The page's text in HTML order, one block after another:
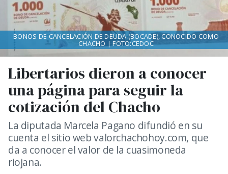
Libertarios dieron a conocer
una página para seguir la
cotización del Chacho
La diputada Marcela Pagano difundió en su
cuenta el sitio web valorchachohoy.com, que
da a conocer el valor de la cuasimoneda
riojana.
BONOS DE CANCELACIÓN DE DEUDA (BOCADE), CONOCIDO COMO
CHACHO | FOTO:CEDOC